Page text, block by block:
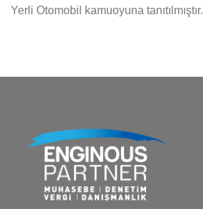
Yerli Otomobil kamuoyuna tanıtılmıştır.